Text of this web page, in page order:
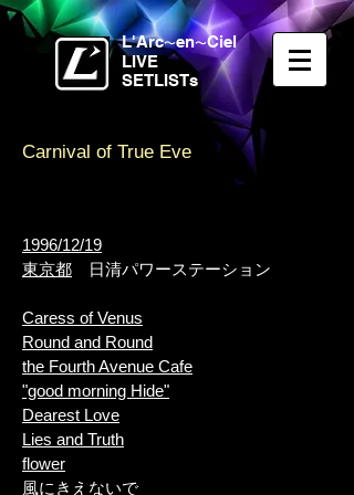
L'Arc〜en〜Ciel
LIVE
SETLISTs
Carnival of True Eve
1996/12/19
東京都 日清パワーステーション
Caress of Venus
Round and Round
the Fourth Avenue Cafe
"good morning Hide"
Dearest Love
Lies and Truth
flower
風にきえないで